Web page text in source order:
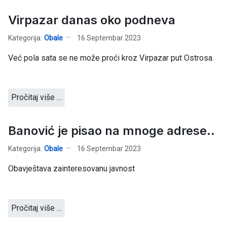
Virpazar danas oko podneva
Kategorija: Obale 16 Septembar 2023
Već pola sata se ne može proći kroz Virpazar put Ostrosa.
Pročitaj više …
Banović je pisao na mnoge adrese..
Kategorija: Obale 16 Septembar 2023
Obavještava zainteresovanu javnost
Pročitaj više …